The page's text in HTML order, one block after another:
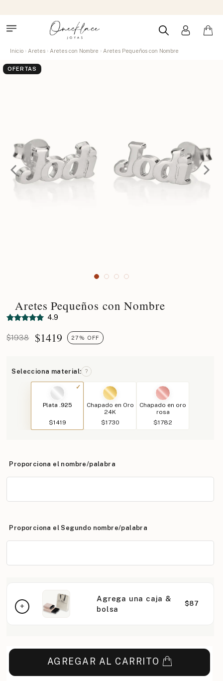
Inicio Aretes Aretes con Nombre Aretes Pequeños con Nombre
OFERTAS
Aretes Pequeños con Nombre
4.9
$1938 $1419 27% OFF
Selecciona material: ?
Plata .925
$1419
Chapado en Oro
24K
$1730
Chapado en oro
rosa
$1782
Proporciona el nombre/palabra
Proporciona el Segundo nombre/palabra
Agrega una caja &
bolsa
$87
AGREGAR AL CARRITO